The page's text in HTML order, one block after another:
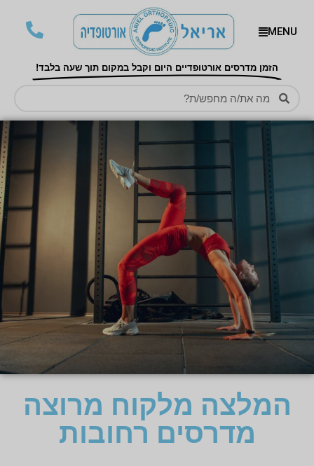
MENU
הזמן מדרסים אורטופדיים היום וקבל במקום תוך שעה בלבד!
המלצה מלקוח מרוצה
מדרסים רחובות